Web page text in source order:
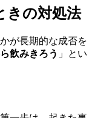
きの対処法
が長期的な成否を
飲みきろう 」とい